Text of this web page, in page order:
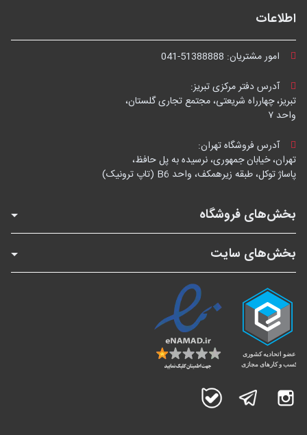
اطلاعات
امور مشتریان: 041-51388888
آدرس دفتر مرکزی تبریز:
تبریز، چهارراه شریعتی، مجتمع تجاری گلستان،
واحد ۷
آدرس فروشگاه تهران:
تهران، خیابان جمهوری، نرسیده به پل حافظ،
پاساژ توکل، طبقه زیرهمکف، واحد B6 (تاپ ترونیک)
بخش‌های فروشگاه
بخش‌های سایت
اینستاگرام تلگرام